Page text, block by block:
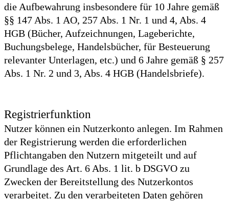
die Aufbewahrung insbesondere für 10 Jahre gemäß
§§ 147 Abs. 1 AO, 257 Abs. 1 Nr. 1 und 4, Abs. 4
HGB (Bücher, Aufzeichnungen, Lageberichte,
Buchungsbelege, Handelsbücher, für Besteuerung
relevanter Unterlagen, etc.) und 6 Jahre gemäß § 257
Abs. 1 Nr. 2 und 3, Abs. 4 HGB (Handelsbriefe).
Registrierfunktion
Nutzer können ein Nutzerkonto anlegen. Im Rahmen
der Registrierung werden die erforderlichen
Pflichtangaben den Nutzern mitgeteilt und auf
Grundlage des Art. 6 Abs. 1 lit. b DSGVO zu
Zwecken der Bereitstellung des Nutzerkontos
verarbeitet. Zu den verarbeiteten Daten gehören